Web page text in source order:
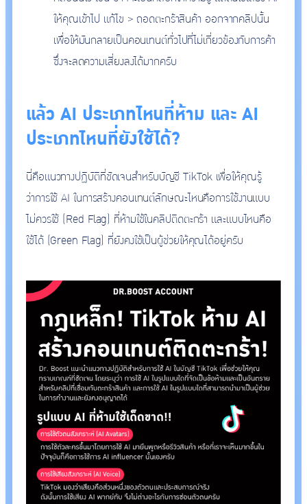
ให้คุณเข้าไป แก้ไข > ถอดตะกร้าสินค้า ออกจากคลิปนั้น
เพื่อให้มันกลายเป็นคอนเทนต์ทั่วไปที่ไม่เกี่ยวข้องกับการค้า
ซึ่งจะลดความเสี่ยงลงได้มากครับ
แล้ว AI ประเภทไหนที่ห้าม และ AI
ประเภทไหนที่ยังใช้ได้?
นี่คือแนวทางปฏิบัติที่ชัดเจนสำหรับบัญชี TikTok เพื่อให้คุณรู้
ว่าการใช้ AI ในการสร้างคอนเทนต์ลักษณะไหนคือการใช้งานแบบ
ไม่ควรใช้ (Red Flag) ที่ห้ามใช้ในคลิปติดตะกร้า และแบบไหนคือ
ใช้ได้ (Green Flag) ที่ยังคงใช้เป็นผู้ช่วยให้คุณได้อยู่ครับ